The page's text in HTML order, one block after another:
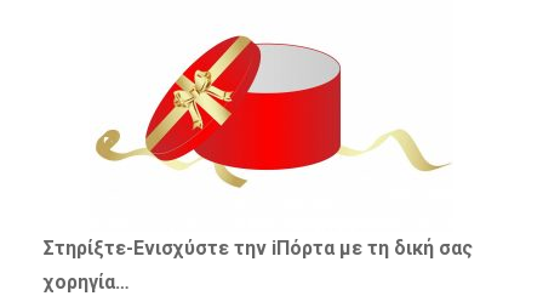
Στηρίξτε-Ενισχύστετην iΠόρτα με τη δική σας
χορηγία…